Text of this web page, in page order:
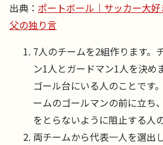
出典： ポートボール｜サッカー大
父の独り言
7人のチームを2組作ります。
ン1人とガードマン1人を決め
ゴール台にいる人のことです
ームのゴールマンの前に立ち
をとらないように阻止する人
両チームから代表一人を選出